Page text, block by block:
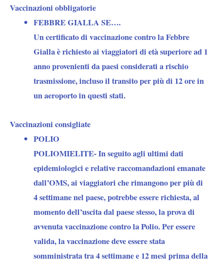
Vaccinazioni obbligatorie
FEBBRE GIALLA SE….
Un certificato di vaccinazione contro la Febbre
Gialla è richiesto ai viaggiatori di età superiore ad 1
anno provenienti da paesi considerati a rischio
trasmissione, incluso il transito per più di 12 ore in
un aeroporto in questi stati.
Vaccinazioni consigliate
POLIO
POLIOMIELITE- In seguito agli ultimi dati
epidemiologici e relative raccomandazioni emanate
dall’OMS, ai viaggiatori che rimangono per più di
4 settimane nel paese, potrebbe essere richiesta, al
momento dell’uscita dal paese stesso, la prova di
avvenuta vaccinazione contro la Polio. Per essere
valida, la vaccinazione deve essere stata
somministrata tra 4 settimane e 12 mesi prima della